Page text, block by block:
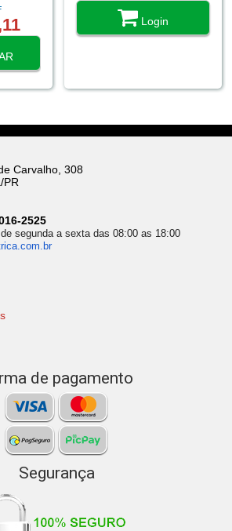
Login
Carvalho, 308
PR
2525
segunda a sexta das 08:00 as 18:00
de pagamento
Segurança